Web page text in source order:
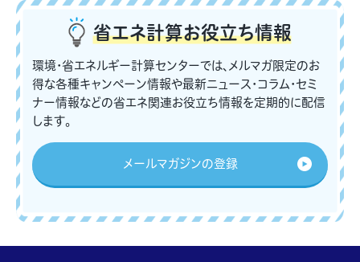
省エネ計算お役立ち情報
環境・省エネルギー計算センターでは、メルマガ限定のお
得な各種キャンペーン情報や最新ニュース・コラム・セミ
ナー情報などの省エネ関連お役立ち情報を定期的に配信
します。
メールマガジンの登録